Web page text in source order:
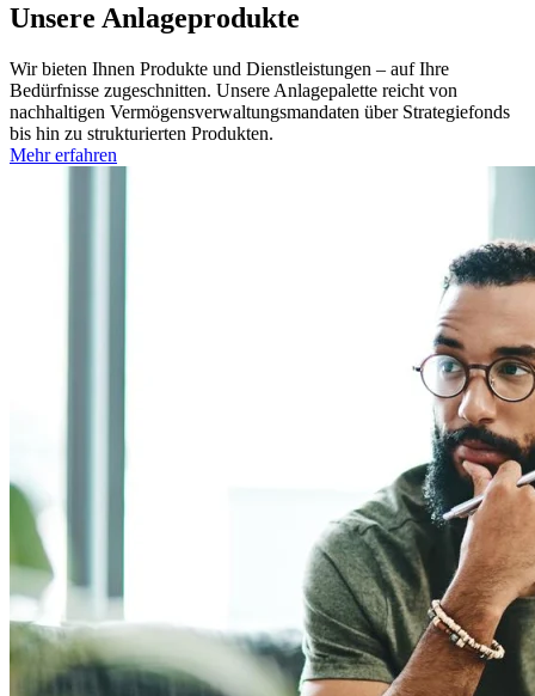
Unsere Anlageprodukte
Wir bieten Ihnen Produkte und Dienstleistungen – auf Ihre
Bedürfnisse zugeschnitten. Unsere Anlagepalette reicht von
nachhaltigen Vermögensverwaltungsmandaten über Strategiefonds
bis hin zu strukturierten Produkten.
Mehr erfahren